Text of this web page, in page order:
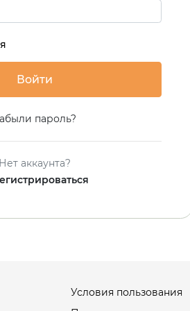
пароль?
Нет аккаунта?
Условия пользования